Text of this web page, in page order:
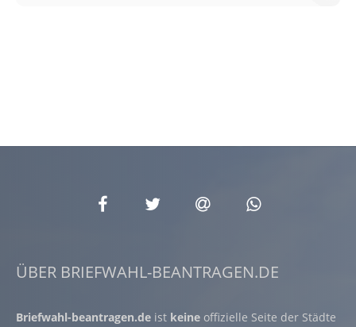
ÜBER BRIEFWAHL-BEANTRAGEN.DE
Briefwahl-beantragen.de ist keine offizielle Seite der Städte